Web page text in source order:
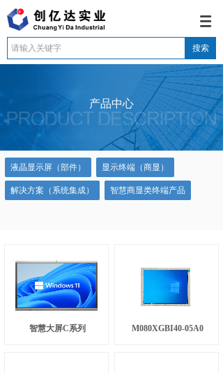
搜索
产品中心
液晶显示屏（部件） 显示终端（商显）
解决方案（系统集成） 智慧商显类终端产品
智慧大屏C系列 M080XGBI40-05A0